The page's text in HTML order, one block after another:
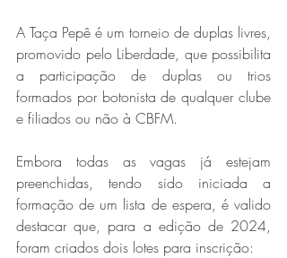
A Taça Pepê é um torneio de duplas livres,
promovido pelo Liberdade, que possibilita
a participação de duplas ou trios
formados por botonista de qualquer clube
e filiados ou não à CBFM.
Embora todas as vagas já estejam
preenchidas, tendo sido iniciada a
formação de um lista de espera, é valido
destacar que, para a edição de 2024,
foram criados dois lotes para inscrição: